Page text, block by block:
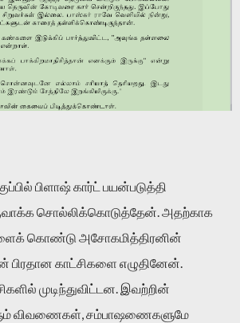
பிளாஷ் கார்ட் பயன்படுத்தி
சொல்லிக்கொடுத்தேன். அதற்காக
கொண்டு அசோகமித்திரனின்
காட்சிகளை எழுதினேன்.
முடிந்துவிட்டன. இவற்றின்
விவணைகள், சம்பாஷணைகளுமே